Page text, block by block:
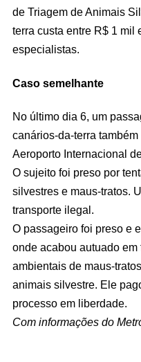
de Triagem de Animais
terra custa entre R$ 1 mil
especialistas.
Caso semelhante
No último dia 6, um
canários-da-terra
Aeroporto Internacional
O sujeito foi preso por
silvestres e maus-tratos.
transporte ilegal.
O passageiro foi preso e
onde acabou autuado
ambientais de maus-
animais silvestre. Ele
processo em liberdade.
Com informações do